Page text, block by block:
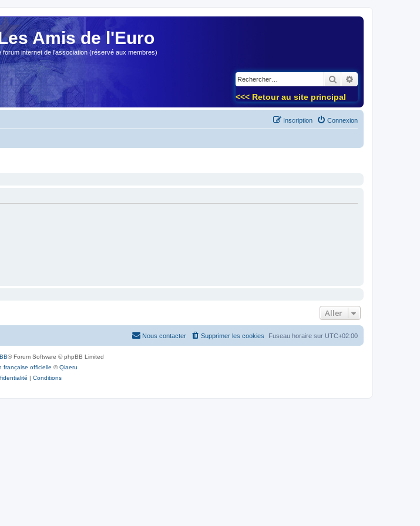
Amis de l'Euro
forum internet de l'association (réservé aux membres)
Rechercher
<<< Retour au site principal
Connexion
Inscription
Aller
Fuseau horaire sur UTC+02:00
Supprimer les cookies
Nous contacter
® Forum Software © phpBB Limited
française officielle ©Qiaeru
| Conditions